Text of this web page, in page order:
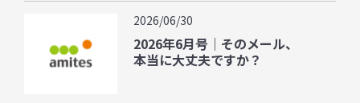
2026/06/30
2026年6月号｜そのメール、
本当に大丈夫ですか？